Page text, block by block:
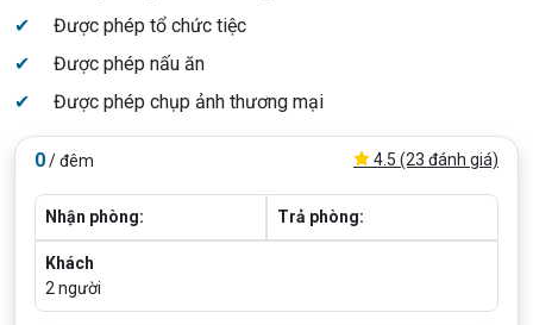
✔
Được phép tổ chức tiệc
✔
Được phép nấu ăn
✔
Được phép chụp ảnh thương mại
0/ đêm 4.5 (23 đánh giá)
Nhận phòng: Trả phòng:
Khách
2 người